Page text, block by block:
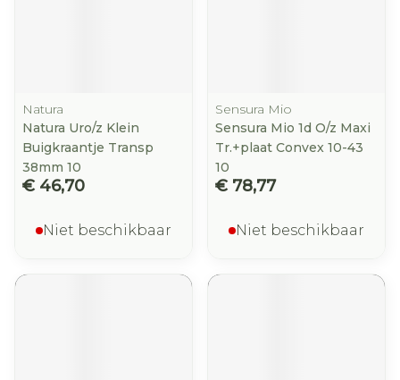
Natura
Natura Uro/z Klein
Buigkraantje Transp
38mm 10
€ 46,70
Niet beschikbaar
Sensura Mio
Sensura Mio 1d O/z Maxi
Tr.+plaat Convex 10-43
10
€ 78,77
Niet beschikbaar